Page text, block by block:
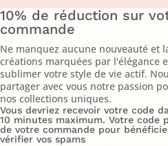
10% de réduction sur
commande
Ne manquez aucune nouveauté et
créations marquées par l'élégance
sublimer votre style de vie actif.
partager avec vous notre passion
nos collections uniques.
Vous devriez recevoir votre code
10 minutes maximum. Votre code
de votre commande pour
vérifier vos spams